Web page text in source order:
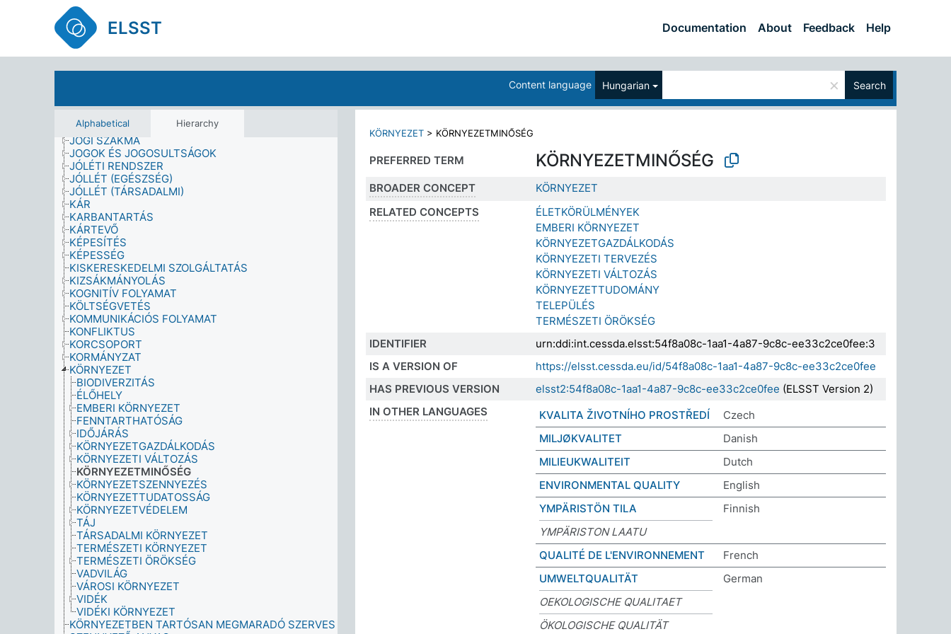
ELSST Documentation About Feedback Help
Content language Hungarian × Search
Alphabetical Hierarchy
INFORMÁCIÓHASZNÁLAT
INFORMÁCIÓIGÉNY
INFORMÁCIÓS/KÖNYVTÁRI SZOLGÁLTATÁS
INGATLANTULAJDON, BIRTOKLÁS ÉS BÉRLÉS
JOG ÉS IGAZSÁGSZOLGÁLTATÁS
JOGI SZAKMA
JOGOK ÉS JOGOSULTSÁGOK
JÓLÉTI RENDSZER
JÓLLÉT (EGÉSZSÉG)
JÓLLÉT (TÁRSADALMI)
KÁR
KARBANTARTÁS
KÁRTEVŐ
KÉPESÍTÉS
KÉPESSÉG
KISKERESKEDELMI SZOLGÁLTATÁS
KIZSÁKMÁNYOLÁS
KOGNITÍV FOLYAMAT
KÖLTSÉGVETÉS
KOMMUNIKÁCIÓS FOLYAMAT
KONFLIKTUS
KORCSOPORT
KORMÁNYZAT
KÖRNYEZET
BIODIVERZITÁS
ÉLŐHELY
EMBERI KÖRNYEZET
FENNTARTHATÓSÁG
IDŐJÁRÁS
KÖRNYEZETGAZDÁLKODÁS
KÖRNYEZETI VÁLTOZÁS
KÖRNYEZETMINŐSÉG
KÖRNYEZETSZENNYEZÉS
KÖRNYEZETTUDATOSSÁG
KÖRNYEZETVÉDELEM
TÁJ
TÁRSADALMI KÖRNYEZET
TERMÉSZETI KÖRNYEZET
TERMÉSZETI ÖRÖKSÉG
VADVILÁG
VÁROSI KÖRNYEZET
VIDÉK
VIDÉKI KÖRNYEZET
KÖRNYEZETBEN TARTÓSAN MEGMARADÓ SZERVES
KÖRNYEZET > KÖRNYEZETMINŐSÉG
PREFERRED TERM KÖRNYEZETMINŐSÉG
BROADER CONCEPT
KÖRNYEZET
RELATED CONCEPTS
ÉLETKÖRÜLMÉNYEK
EMBERI KÖRNYEZET
KÖRNYEZETGAZDÁLKODÁS
KÖRNYEZETI TERVEZÉS
KÖRNYEZETI VÁLTOZÁS
KÖRNYEZETTUDOMÁNY
TELEPÜLÉS
TERMÉSZETI ÖRÖKSÉG
IDENTIFIER
urn:ddi:int.cessda.elsst:54f8a08c-1aa1-4a87-9c8c-ee33c2ce0fee:3
IS A VERSION OF
https://elsst.cessda.eu/id/54f8a08c-1aa1-4a87-9c8c-ee33c2ce0fee
HAS PREVIOUS VERSION
elsst2:54f8a08c-1aa1-4a87-9c8c-ee33c2ce0fee (ELSST Version 2)
IN OTHER LANGUAGES
KVALITA ŽIVOTNÍHO PROSTŘEDÍ
Czech
MILJØKVALITET
Danish
MILIEUKWALITEIT
Dutch
ENVIRONMENTAL QUALITY
English
YMPÄRISTÖN TILA
Finnish
YMPÄRISTON LAATU
QUALITÉ DE L'ENVIRONNEMENT
French
UMWELTQUALITÄT
German
OEKOLOGISCHE QUALITAET
ÖKOLOGISCHE QUALITÄT